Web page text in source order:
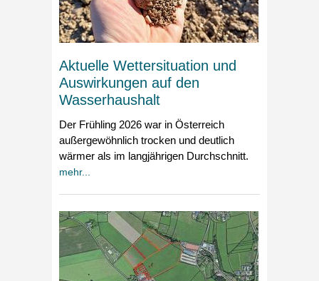
Aktuelle Wettersituation und
Auswirkungen auf den
Wasserhaushalt
Der Frühling 2026 war in Österreich
außergewöhnlich trocken und deutlich
wärmer als im langjährigen Durchschnitt.
mehr...